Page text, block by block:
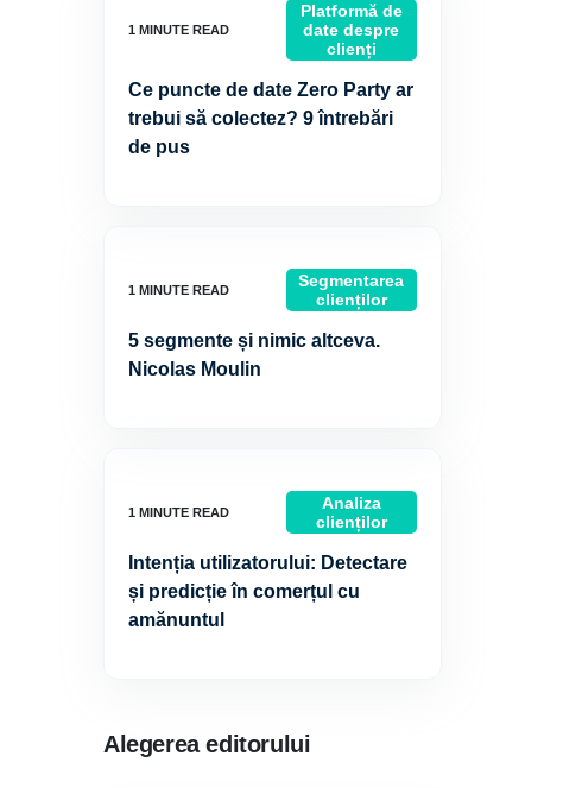
Platformă de
date despre
clienți
Ce puncte de date Zero Party ar
trebui să colectez? 9 întrebări
de pus
Segmentarea
clienților
5 segmente și nimic altceva.
Nicolas Moulin
Analiza
clienților
Intenția utilizatorului: Detectare
și predicție în comerțul cu
amănuntul
Alegerea editorului